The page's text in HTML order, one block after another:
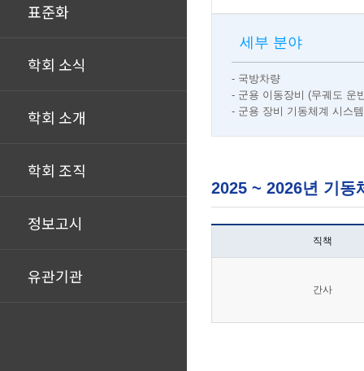
표준화
학회 소식
학회 소개
학회 조직
정보고시
유관기관
세부 분야
- 국방차량
- 군용 이동장비 (무궤도 운
- 군용 장비 기동체계 시스템
2025 ~ 2026년 기동
직책
간사